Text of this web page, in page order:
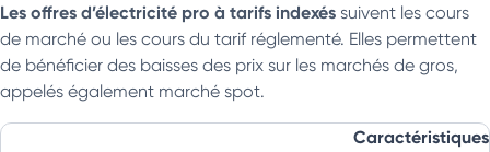
Les offres d’électricité pro à tarifs indexés suivent les cours
de marché ou les cours du tarif réglementé. Elles permettent
de bénéficier des baisses des prix sur les marchés de gros,
appelés également marché spot.
Caractéristiques